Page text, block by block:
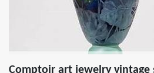
Comptoir art jewelry vintage